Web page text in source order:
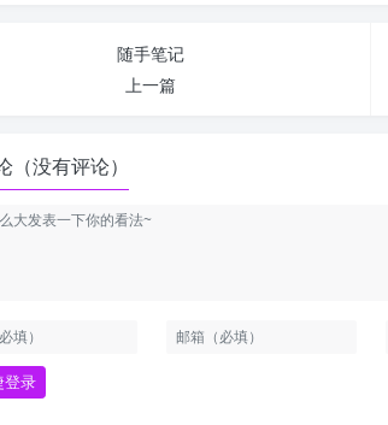
随手笔记
上一篇
（没有评论）
登录